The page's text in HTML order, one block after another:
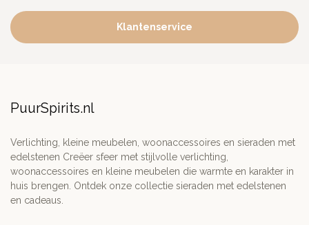
Klantenservice
PuurSpirits.nl
Verlichting, kleine meubelen, woonaccessoires en sieraden met
edelstenen Creëer sfeer met stijlvolle verlichting,
woonaccessoires en kleine meubelen die warmte en karakter in
huis brengen. Ontdek onze collectie sieraden met edelstenen
en cadeaus.